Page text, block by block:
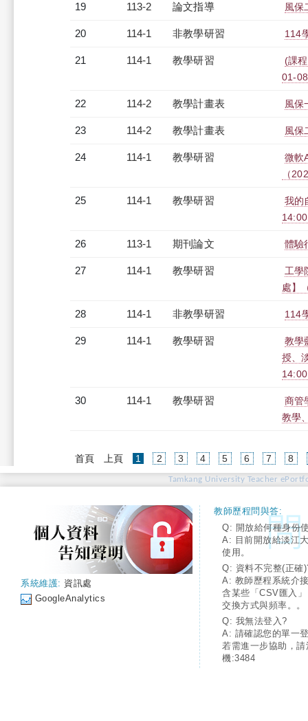
19 113-2 論文指導 風保
20 114-1 非教學研習 114
21 114-1 教學研習
(課
01-
22 114-2 教學計畫表 風
23 114-2 教學計畫表 風
24 114-1 教學研習
微軟
（
25 114-1 教學研習
我的
26 113-1 期刊論文 體驗
27 114-1 教學研習
工學
處】
28 114-1 非教學研習 114
29 114-1 教學研習
教學
授、
30 114-1 教學研習
商管
教學
首頁 上頁 1 (current)
2 3 4 5 6 7 8
Tamkang University Teacher
系統維護: 資訊處
GoogleAnalytics
教師歷程問與答:
Q: 開放給何種身份
A: 目前開放給淡江
使用。
Q: 資料不完整(正確
A: 教師歷程系統介
含某些「CSV匯入
交換方式與頻率。。
Q: 我無法登入?
A: 請確認您的單一
若需進一步協助，
機:3484